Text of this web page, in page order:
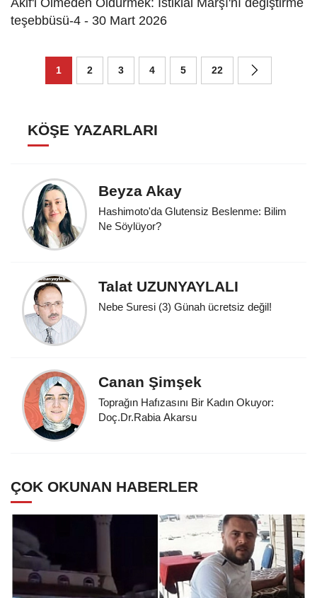
Âkif'i Ölmeden Öldürmek: İstiklal Marşı'nı değiştirme
teşebbüsü-4 - 30 Mart 2026
1 2 3 4 5 22
KÖŞE YAZARLARI
Beyza Akay
Hashimoto'da Glutensiz Beslenme: Bilim
Ne Söylüyor?
Talat UZUNYAYLALI
Nebe Suresi (3) Günah ücretsiz değil!
Canan Şimşek
Toprağın Hafızasını Bir Kadın Okuyor:
Doç.Dr.Rabia Akarsu
ÇOK OKUNAN HABERLER